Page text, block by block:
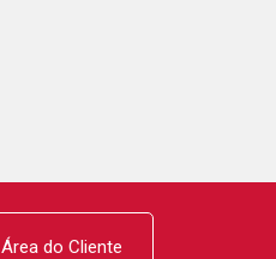
Área do Cliente